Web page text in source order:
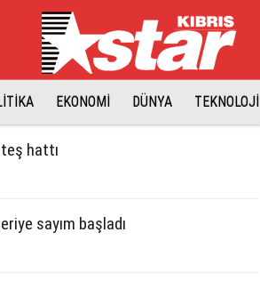
EKONOMİ DÜNYA TEKNOLOJİ
hattı
sayım başladı